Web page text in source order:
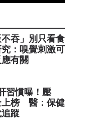
吞」別只看食
：嗅覺刺激可
有關
習慣曝！壓
上榜 醫：保健
蹤